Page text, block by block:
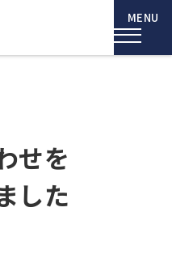
せを
した